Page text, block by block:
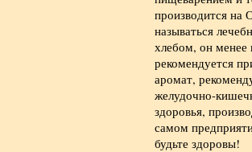
производится на
называться
хлебом, он менее
рекомендуется
аромат,
желудочно-
здоровья,
самом
будьте здоровы!